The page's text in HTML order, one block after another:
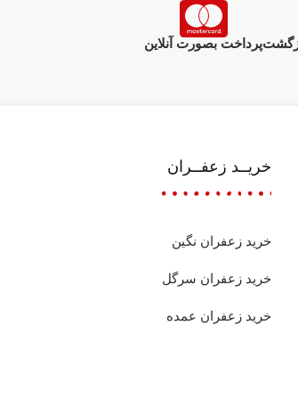
پرداخت بصورت آنلاین
خریــد زعفــران
خرید زعفران نگین
خرید زعفران سرگل
خرید زعفران عمده